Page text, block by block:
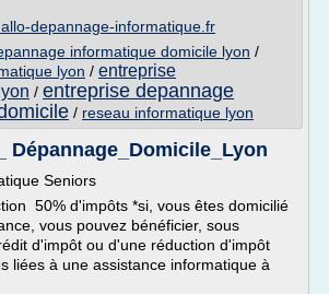
depannage-informatique.fr
informatique domicile lyon /
lyon / entreprise
/ entreprise depannage
/ reseau informatique lyon
Dépannage_Domicile_Lyon
Seniors
50% d'impôts *si, vous êtes domicilié
vous pouvez bénéficier, sous
d'impôt ou d'une réduction d'impôt
liées à une assistance informatique à